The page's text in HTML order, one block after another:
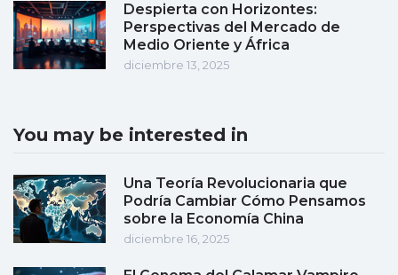
Despierta con Horizontes:
Perspectivas del Mercado de
Medio Oriente y África
diciembre 13, 2025
You may be interested in
Una Teoría Revolucionaria que
Podría Cambiar Cómo Pensamos
sobre la Economía China
diciembre 16, 2025